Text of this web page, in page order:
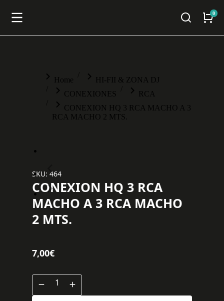
You are here:
Home
HI-FII & ZONA DJ
CONEXIONES
RCA
CONEXION HQ 3 RCA MACHO A 3
RCA MACHO 2 MTS.
SKU: 464
CONEXION HQ 3 RCA
MACHO A 3 RCA MACHO
2 MTS.
7,00€